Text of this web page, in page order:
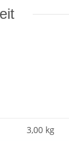
3,00 kg